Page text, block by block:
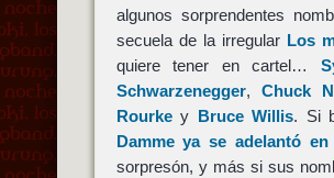
algunos sorprendentes
secuela de la irregular Los
quiere tener en cartel…
Schwarzenegger, Chuck
Rourkey Bruce Willis. Si
Damme ya se adelantó
sorpresón, y más si sus